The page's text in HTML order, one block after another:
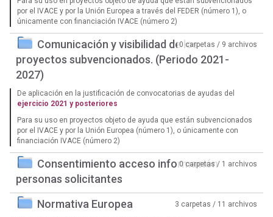
por el IVACE y por la Unión Europea a través del FEDER (número 1), o
únicamente con financiación IVACE (número 2)
Comunicación y visibilidad de los
proyectos subvencionados. (Periodo 2021-
2027)
0 carpetas / 9 archivos
De aplicación en la justificación de convocatorias de ayudas del
ejercicio 2021 y posteriores
Para su uso en proyectos objeto de ayuda que están subvencionados
por el IVACE y por la Unión Europea (número 1), o únicamente con
financiación IVACE (número 2)
Consentimiento acceso información
personas solicitantes
0 carpetas / 1 archivos
Normativa Europea 3 carpetas / 11 archivos